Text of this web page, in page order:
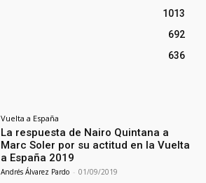
1013
692
636
Vuelta a España
La respuesta de Nairo Quintana a
Marc Soler por su actitud en la Vuelta
a España 2019
Andrés Álvarez Pardo - 01/09/2019